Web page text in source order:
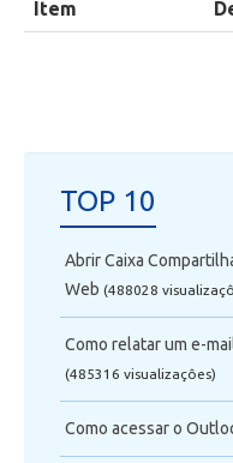
Laboratórios
EAD
Suporte
Item
TOP 10
Abrir Caixa
Web (488028
Como relatar um e-
(485316 visualizaçôes)
Como acessar o